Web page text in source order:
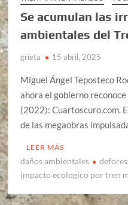
Se acumulan las
ambientales del
grieta 15 abril, 2025
Miguel Ángel Teposteco
ahora el gobierno reconoce
(2022): Cuartoscuro.com.
de las megaobras
LEER MÁS
daños ambientales
impacto ecologico por tren